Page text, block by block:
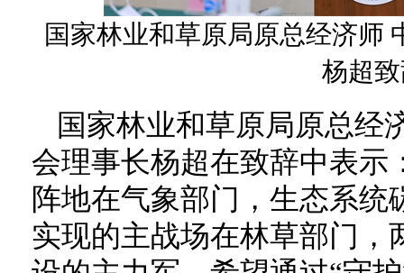
国家林业和草原局原总经济师
杨超
国家林业和草原局原总经
会理事长杨超在致辞中表示
阵地在气象部门，生态系
实现的主战场在林草部门，